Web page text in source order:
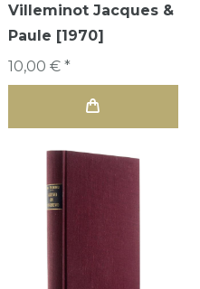
Villeminot Jacques &
Paule [1970]
10,00 € *